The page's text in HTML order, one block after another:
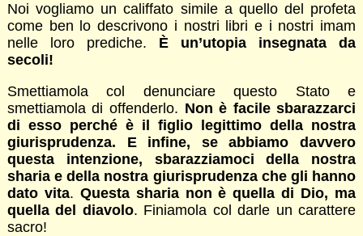
Noi vogliamo un califfato simile a quello del profeta
come ben lo descrivono i nostri libri e i nostri imam
nelle loro prediche. È un’utopia insegnata da
secoli!
Smettiamola col denunciare questo Stato e
smettiamola di offenderlo. Non è facile sbarazzarci
di esso perché è il figlio legittimo della nostra
giurisprudenza. E infine, se abbiamo davvero
questa intenzione, sbarazziamoci della nostra
sharia e della nostra giurisprudenza che gli hanno
dato vita. Questa sharia non è quella di Dio, ma
quella del diavolo. Finiamola col darle un carattere
sacro!